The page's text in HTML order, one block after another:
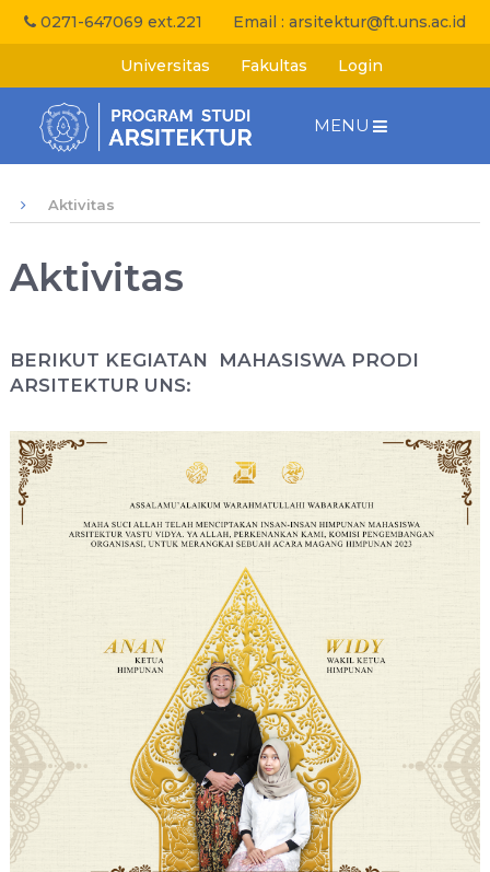
0271-647069 ext.221 Email : arsitektur@ft.uns.ac.id
Universitas Fakultas Login
MENU
Aktivitas
Aktivitas
BERIKUT KEGIATAN MAHASISWA PRODI
ARSITEKTUR UNS: